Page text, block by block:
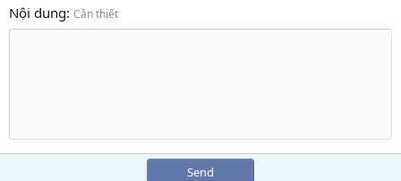
Nội dung Cần thiết
Send